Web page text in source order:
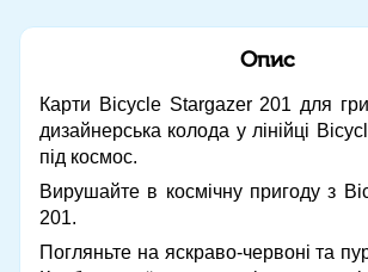
Опис
Карти Bicycle Stargazer 201 для
дизайнерська колода у лінійці
під космос.
Вирушайте в космічну пригоду з
201.
Погляньте на яскраво-червоні та